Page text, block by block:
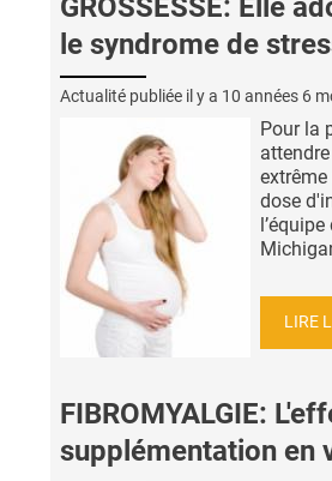
GROSSESSE: Elle
le syndrome de
Actualité publiée il y a 10 années 6
Pour la
dose
LIRE
FIBROMYALGIE:
supplémentation en